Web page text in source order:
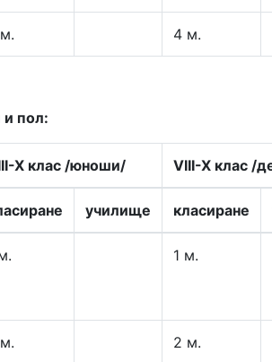
4 м.
пол:
X клас /юноши/ VIII-X клас /
училище класиране
1 м.
2 м.